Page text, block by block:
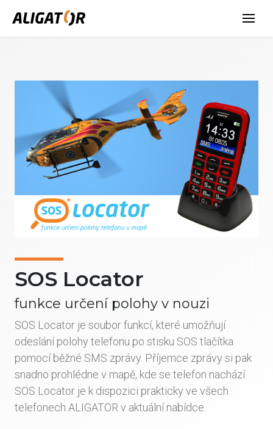
SOS Locator
funkce určení polohy v nouzi
SOS Locator je soubor funkcí, které umožňují
odeslání polohy telefonu po stisku SOS tlačítka
pomocí běžné SMS zprávy. Příjemce zprávy si pak
snadno prohlédne v mapě, kde se telefon nachází.
SOS Locator je k dispozici prakticky ve všech
telefonech ALIGATOR v aktuální nabídce.